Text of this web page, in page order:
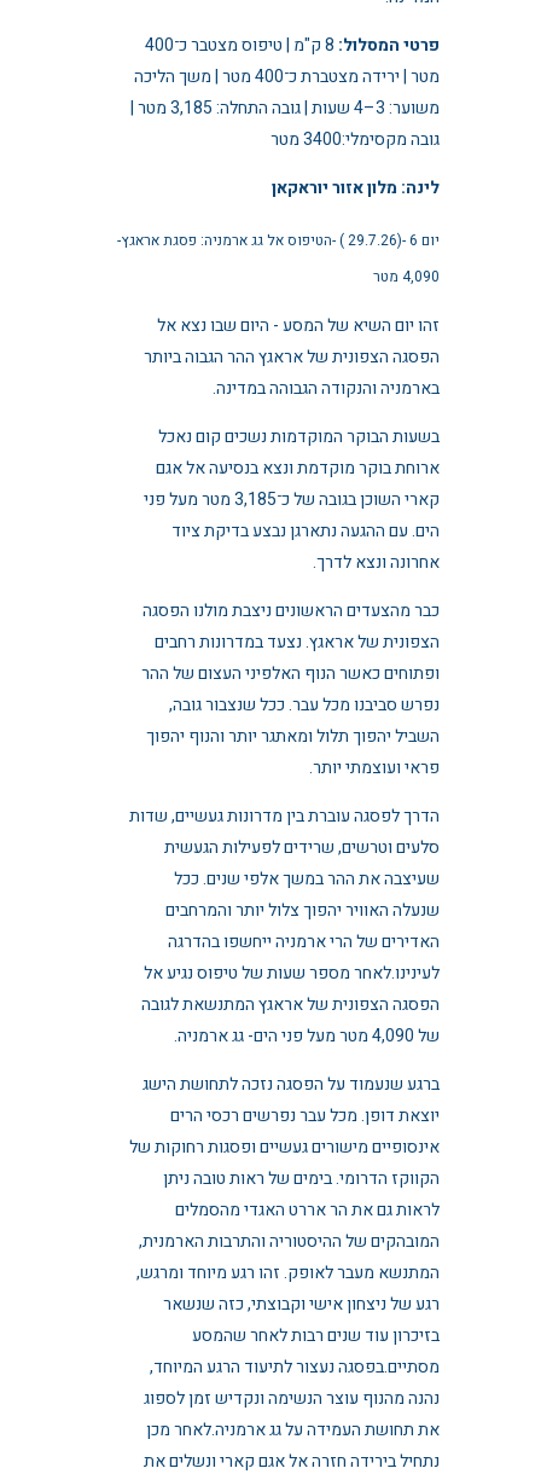
פרטי המסלול:
8 ק"מ | טיפוס מצטבר כ־400
מטר | ירידה מצטברת כ־400 מטר | משך הליכה
משוער: 3–4 שעות | גובה התחלה: 3,185 מטר |
גובה מקסימלי:3400 מטר
לינה: מלון אזור יוראקאן
יום 6 -(29.7.26 ) -הטיפוס אל גג ארמניה: פסגת אראגץ-
4,090 מטר
זהו יום השיא של המסע - היום שבו נצא אל
הפסגה הצפונית של אראגץ ההר הגבוה ביותר
בארמניה והנקודה הגבוהה במדינה.
בשעות הבוקר המוקדמות נשכים קום נאכל
ארוחת בוקר מוקדמת ונצא בנסיעה אל אגם
קארי השוכן בגובה של כ־3,185 מטר מעל פני
הים. עם ההגעה נתארגן נבצע בדיקת ציוד
אחרונה ונצא לדרך.
כבר מהצעדים הראשונים ניצבת מולנו הפסגה
הצפונית של אראגץ. נצעד במדרונות רחבים
ופתוחים כאשר הנוף האלפיני העצום של ההר
נפרש סביבנו מכל עבר. ככל שנצבור גובה,
השביל יהפוך תלול ומאתגר יותר והנוף יהפוך
פראי ועוצמתי יותר.
הדרך לפסגה עוברת בין מדרונות געשיים, שדות
סלעים וטרשים, שרידים לפעילות הגעשית
שעיצבה את ההר במשך אלפי שנים. ככל
שנעלה האוויר יהפוך צלול יותר והמרחבים
האדירים של הרי ארמניה ייחשפו בהדרגה
לעינינו.לאחר מספר שעות של טיפוס נגיע אל
הפסגה הצפונית של אראגץ המתנשאת לגובה
של 4,090 מטר מעל פני הים- גג ארמניה.
ברגע שנעמוד על הפסגה נזכה לתחושת הישג
יוצאת דופן. מכל עבר נפרשים רכסי הרים
אינסופיים מישורים געשיים ופסגות רחוקות של
הקווקז הדרומי. בימים של ראות טובה ניתן
לראות גם את הר אררט האגדי מהסמלים
המובהקים של ההיסטוריה והתרבות הארמנית,
המתנשא מעבר לאופק. זהו רגע מיוחד ומרגש,
רגע של ניצחון אישי וקבוצתי, כזה שנשאר
בזיכרון עוד שנים רבות לאחר שהמסע
מסתיים.בפסגה נעצור לתיעוד הרגע המיוחד,
נהנה מהנוף עוצר הנשימה ונקדיש זמן לספוג
את תחושת העמידה על גג ארמניה.לאחר מכן
נתחיל בירידה חזרה אל אגם קארי ונשלים את